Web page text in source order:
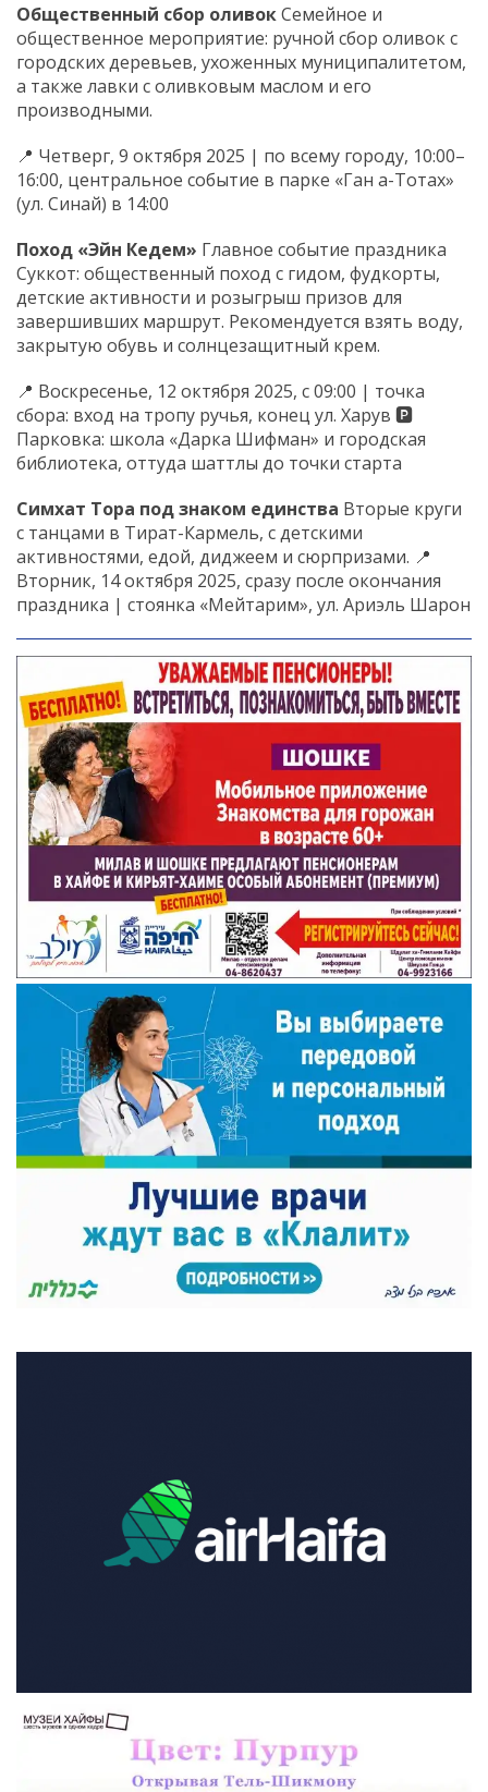
Общественный сбор оливокСемейное и
общественное мероприятие: ручной сбор оливок с
городских деревьев, ухоженных муниципалитетом,
а также лавки с оливковым маслом и его
производными.
📍 Четверг, 9 октября 2025 | по всему городу, 10:00–
16:00, центральное событие в парке «Ган а-Тотах»
(ул. Синай) в 14:00
Поход «Эйн Кедем» Главное событие праздника
Суккот: общественный поход с гидом, фудкорты,
детские активности и розыгрыш призов для
завершивших маршрут. Рекомендуется взять воду,
закрытую обувь и солнцезащитный крем.
📍 Воскресенье, 12 октября 2025, с 09:00 | точка
сбора: вход на тропу ручья, конец ул. Харув 🅿️
Парковка: школа «Дарка Шифман» и городская
библиотека, оттуда шаттлы до точки старта
Симхат Тора под знаком единства Вторые круги
с танцами в Тират-Кармель, с детскими
активностями, едой, диджеем и сюрпризами. 📍
Вторник, 14 октября 2025, сразу после окончания
праздника | стоянка «Мейтарим», ул. Ариэль Шарон